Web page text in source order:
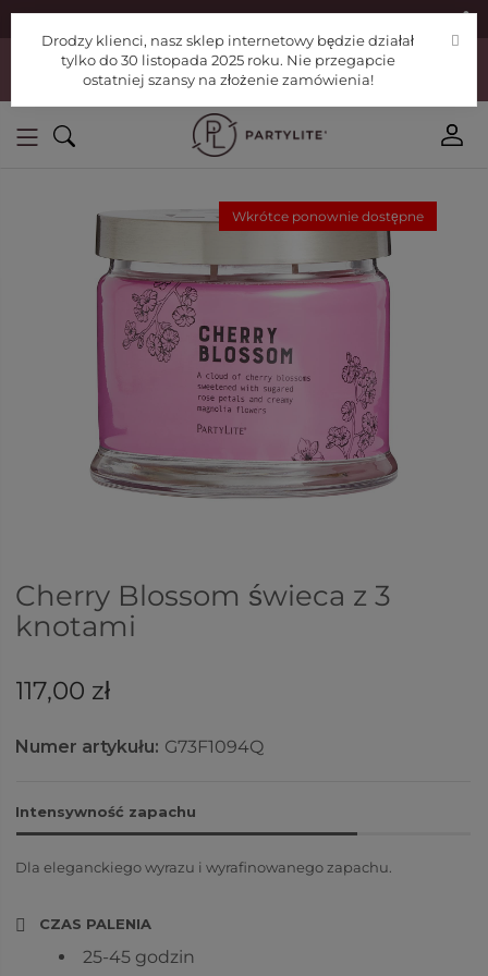
|
Drodzy klienci, nasz sklep internetowy będzie działał tylko do 30
listopada 2025 roku. Nie przegapcie ostatniej szansy na złożenie
zamówienia!
Wkrótce ponownie dostępne
Cherry Blossom świeca z 3
knotami
117,00 zł
Numer artykułu: G73F1094Q
Intensywność zapachu
Dla eleganckiego wyrazu i wyrafinowanego zapachu.
CZAS PALENIA
25-45 godzin
Drodzy klienci, nasz sklep internetowy będzie działał
tylko do 30 listopada 2025 roku. Nie przegapcie
ostatniej szansy na złożenie zamówienia!